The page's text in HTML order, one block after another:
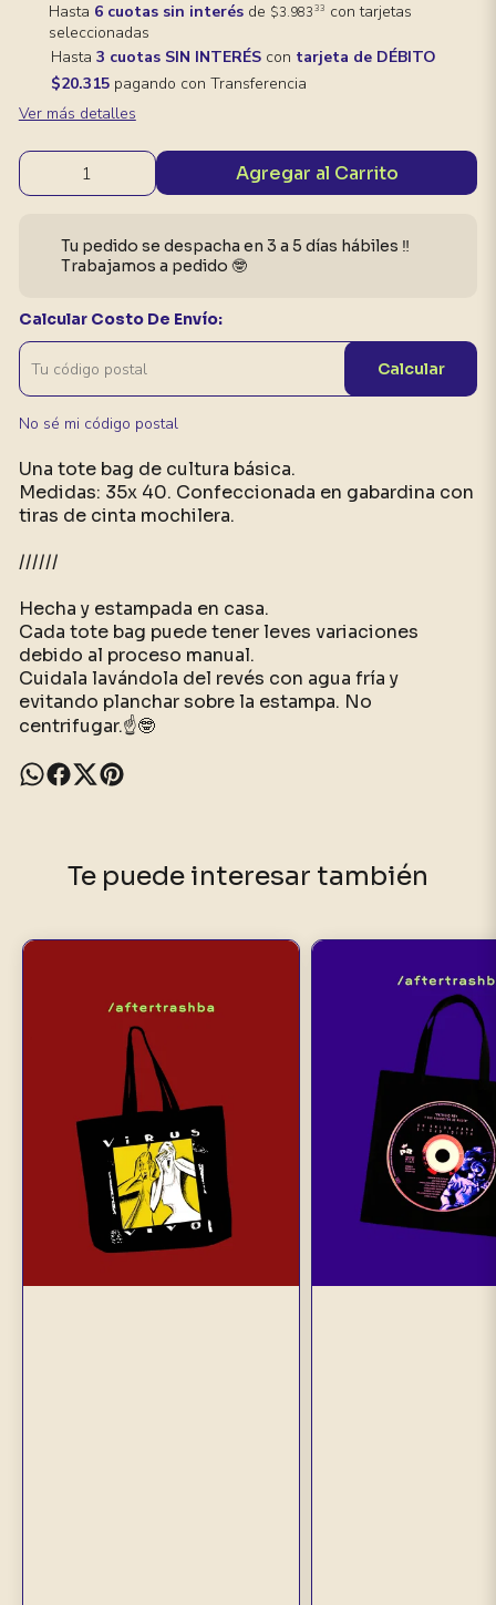
Hasta 6 cuotas sin interésde $3.98333 con tarjetas
seleccionadas
Hasta 3 cuotas SIN INTERÉScon tarjeta de DÉBITO
$20.315pagando con Transferencia
Ver más detalles
Agregar al Carrito
Tu pedido se despacha en 3 a 5 días hábiles ‼️
Trabajamos a pedido 🤓
Calcular Costo De Envío:
Calcular
No sé mi código postal
Una tote bag de cultura básica.
Medidas: 35x 40. Confeccionada en gabardina con
tiras de cinta mochilera.
//////
Hecha y estampada en casa.
Cada tote bag puede tener leves variaciones
debido al proceso manual.
Cuidala lavándola del revés con agua fría y
evitando planchar sobre la estampa. No
centrifugar.☝️🤓
Te puede interesar también